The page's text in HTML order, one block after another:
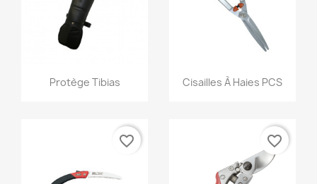
Aperçu rapide
Protège Tibias Aperçu rapide
Cisailles À Haies PCS
favorite_border favorite_border